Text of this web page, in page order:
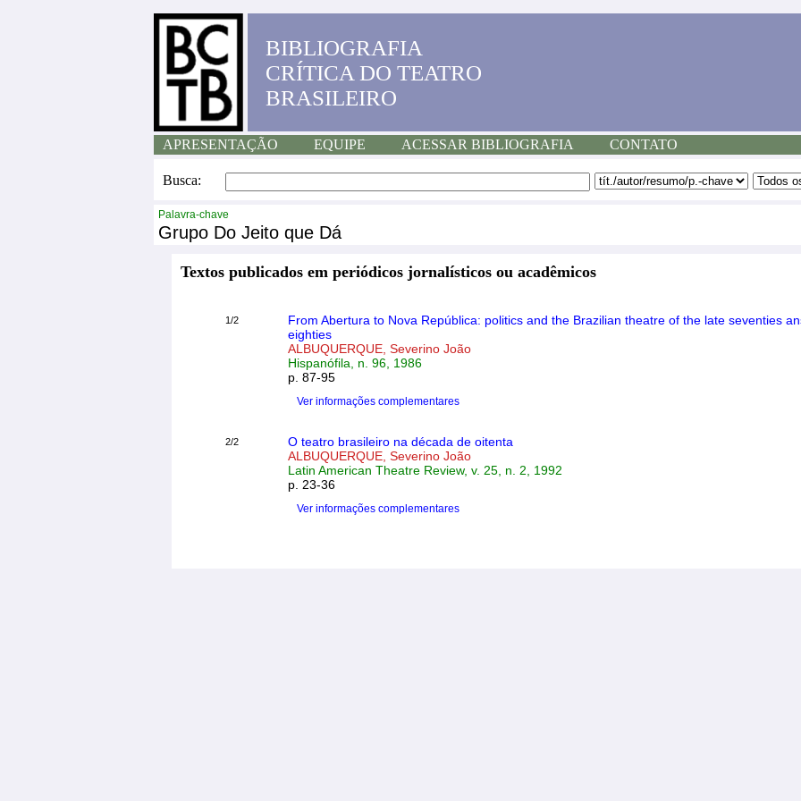
BIBLIOGRAFIA
CRÍTICA DO TEATRO
BRASILEIRO
APRESENTAÇÃO EQUIPE ACESSAR BIBLIOGRAFIA CONTATO
Busca:
Palavra-chave
Grupo Do Jeito que Dá
Textos publicados em periódicos jornalísticos ou acadêmicos
1/2
From Abertura to Nova República: politics and the Brazilian theatre of the late seventies
eighties
ALBUQUERQUE, Severino João
Hispanófila, n. 96, 1986
p. 87-95
Ver informações complementares
2/2
O teatro brasileiro na década de oitenta
ALBUQUERQUE, Severino João
Latin American Theatre Review, v. 25, n. 2, 1992
p. 23-36
Ver informações complementares